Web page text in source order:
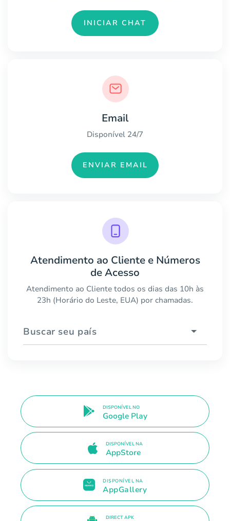
INICIAR CHAT
Email
Disponível 24/7
ENVIAR EMAIL
Atendimento ao Cliente e Números
de Acesso
Atendimento ao Cliente todos os dias das 10h às
23h (Horário do Leste, EUA) por chamadas.
Buscar seu país
DISPONÍVEL NO
Google Play
DISPONÍVEL NA
AppStore
DISPONÍVEL NA
AppGallery
DIRECT APK